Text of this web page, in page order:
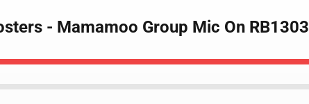
- Mamamoo Group Mic On RB1303